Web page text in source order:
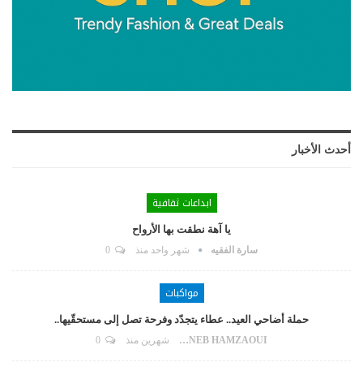
أحدث الأخبار
ابداعات ثقافية
يا آهة نطقت بها الأرواح
سارة الفقيه شهر واحد منذ
مواكبات
حملة أضاحي العيد.. عطاء يتجدّد وفرحة تصل إلى مستحقّيها..
ZAYNEB HAMZAOUI شهرين منذ